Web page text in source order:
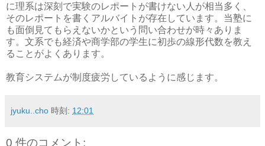
に理系は深刻で実験のレポートが書けない人が相当多く、
そのレポートを書くアルバイトが存在しています。当塾に
も面倒見てもらえないかという問い合わせが時々ありま
す。文系でも経済や商学部の学生に初歩の線形代数を教え
ることがよくあります。
教育システムが制度疲労しているように感じます。
jyuku..cho 時刻: 12:01
0 件のコメント: